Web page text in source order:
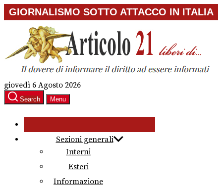
Skip
to
content
GIORNALISMO SOTTO ATTACCO IN ITALIA
giovedì 6 Agosto 2026
Search Menu
Sezioni generali
Interni
Esteri
Informazione